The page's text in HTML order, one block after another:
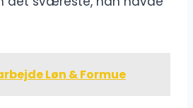
Løn & Formue